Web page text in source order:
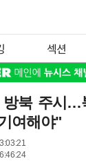
섹션
북 주시…
여해야"